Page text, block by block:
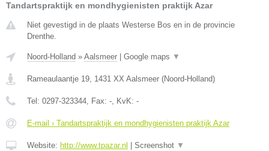
Tandartspraktijk en mondhygienisten praktijk Azar
Niet gevestigd in de plaats Westerse Bos en in de provincie
Drenthe.
Noord-Holland » Aalsmeer Google maps ▼
Rameaulaantje 19, 1431 XX Aalsmeer (Noord-Holland)
Tel: 0297-323344, Fax: -, KvK: -
E-mail › Tandartspraktijk en mondhygienisten praktijk Azar
Website: http://www.tpazar.nl Screenshot ▼